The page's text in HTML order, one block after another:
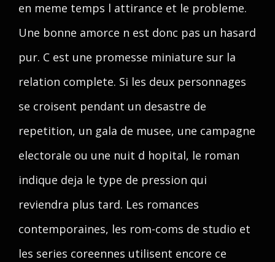
en meme temps l attirance et le probleme.
Une bonne amorce n est donc pas un hasard
pur. C est une promesse miniature sur la
relation complete. Si les deux personnages
se croisent pendant un desastre de
repetition, un gala de musee, une campagne
electorale ou une nuit d hopital, le roman
indique deja le type de pression qui
reviendra plus tard. Les romances
contemporaines, les rom-coms de studio et
les series coreennes utilisent encore ce